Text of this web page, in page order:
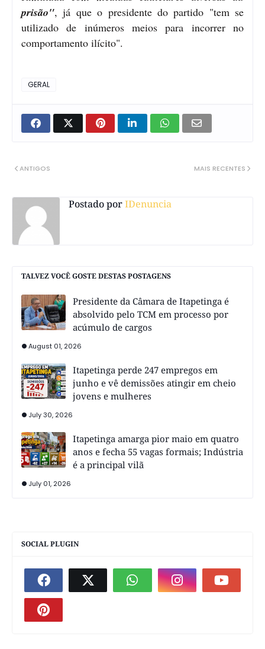
prisão", já que o presidente do partido "tem se
utilizado de inúmeros meios para incorrer no
comportamento ilícito".
GERAL
MAIS RECENTES
ANTIGOS
Postado porIDenuncia
TALVEZ VOCÊ GOSTE DESTAS POSTAGENS
Presidente da Câmara de Itapetinga é
absolvido pelo TCM em processo por
acúmulo de cargos
August 01, 2026
Itapetinga perde 247 empregos em
junho e vê demissões atingir em cheio
jovens e mulheres
July 30, 2026
Itapetinga amarga pior maio em quatro
anos e fecha 55 vagas formais; Indústria
é a principal vilã
July 01, 2026
SOCIAL PLUGIN